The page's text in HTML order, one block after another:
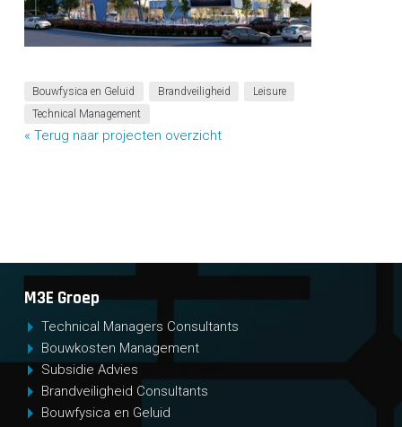
Bouwfysica en Geluid Brandveiligheid
Leisure
Technical Management
« Terug naar projecten overzicht
M3E Groep
Technical Managers Consultants
Bouwkosten Management
Subsidie Advies
Brandveiligheid Consultants
Bouwfysica en Geluid